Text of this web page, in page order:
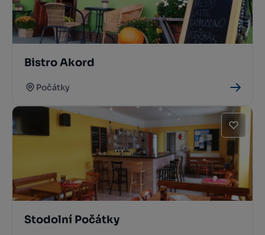
Bistro Akord
Počátky
Stodolní Počátky